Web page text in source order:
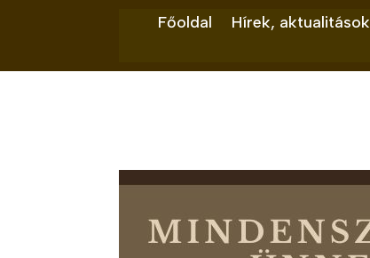
Főoldal Hírek, aktualitások